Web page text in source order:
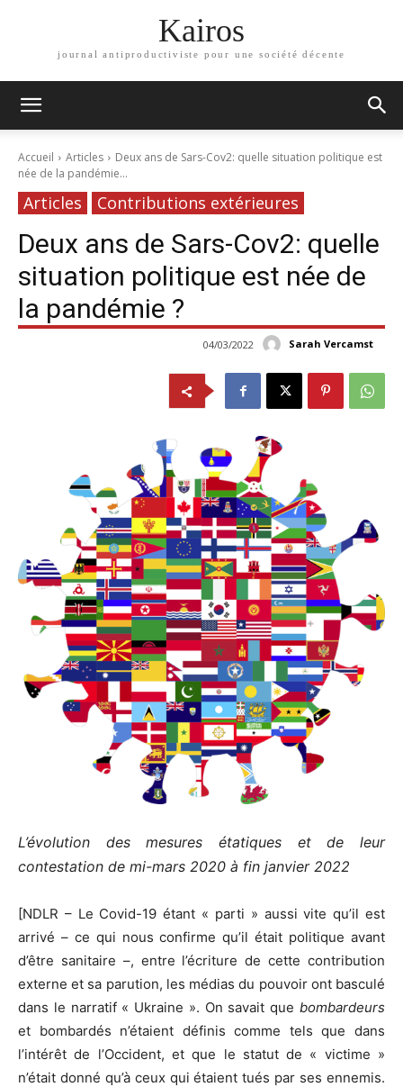
Kairos
journal antiproductiviste pour une société décente
Accueil Articles
Deux ans de Sars-Cov2: quelle situation politique est
née de la pandémie...
Articles Contributions extérieures
Deux ans de Sars-Cov2: quelle
situation politique est née de
la pandémie ?
Sarah Vercamst
04/03/2022
L’évolution des mesures étatiques et de leur
contestation de mi-mars 2020 à fin janvier 2022
[NDLR – Le Covid-19 étant « parti » aussi vite qu’il est
arrivé – ce qui nous confirme qu’il était politique avant
d’être sanitaire –, entre l’écriture de cette contribution
externe et sa parution, les médias du pouvoir ont basculé
dans le narratif « Ukraine ». On savait que bombardeurs
et bombardés n’étaient définis comme tels que dans
l’intérêt de l’Occident, et que le statut de « victime »
n’était donné qu’à ceux qui étaient tués par ses ennemis.